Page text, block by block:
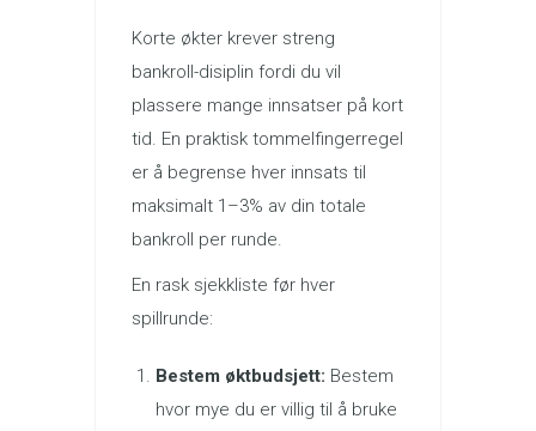
Korte økter krever streng
bankroll-disiplin fordi du vil
plassere mange innsatser på kort
tid. En praktisk tommelfingerregel
er å begrense hver innsats til
maksimalt 1–3% av din totale
bankroll per runde.
En rask sjekkliste før hver
spillrunde:
Bestem øktbudsjett: Bestem
hvor mye du er villig til å bruke